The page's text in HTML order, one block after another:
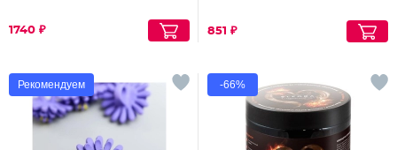
1740 ₽ 851 ₽
Рекомендуем -66%